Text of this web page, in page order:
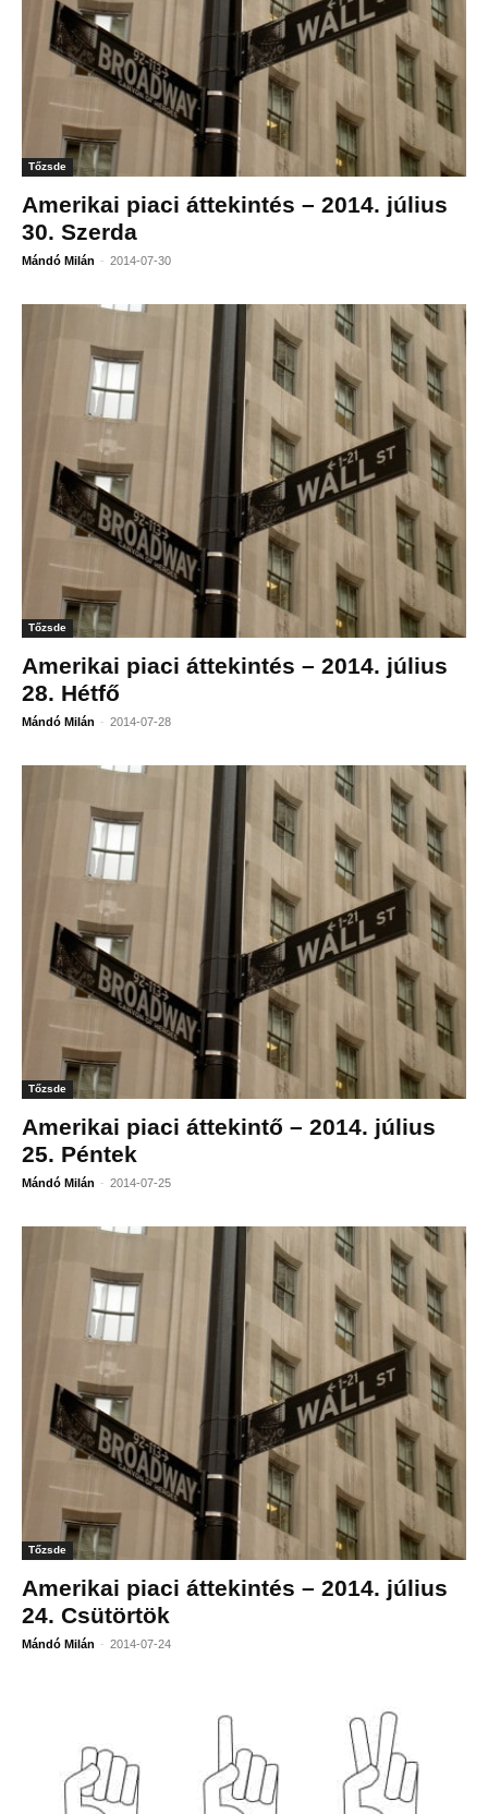
Tőzsde
Amerikai piaci áttekintés – 2014. július
30. Szerda
Mándó Milán - 2014-07-30
Tőzsde
Amerikai piaci áttekintés – 2014. július
28. Hétfő
Mándó Milán - 2014-07-28
Tőzsde
Amerikai piaci áttekintő – 2014. július
25. Péntek
Mándó Milán - 2014-07-25
Tőzsde
Amerikai piaci áttekintés – 2014. július
24. Csütörtök
Mándó Milán - 2014-07-24